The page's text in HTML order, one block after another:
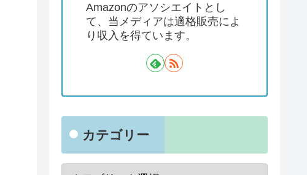
Amazonのアソシエイトとし
て、当メディアは適格販売によ
り収入を得ています。
カテゴリー